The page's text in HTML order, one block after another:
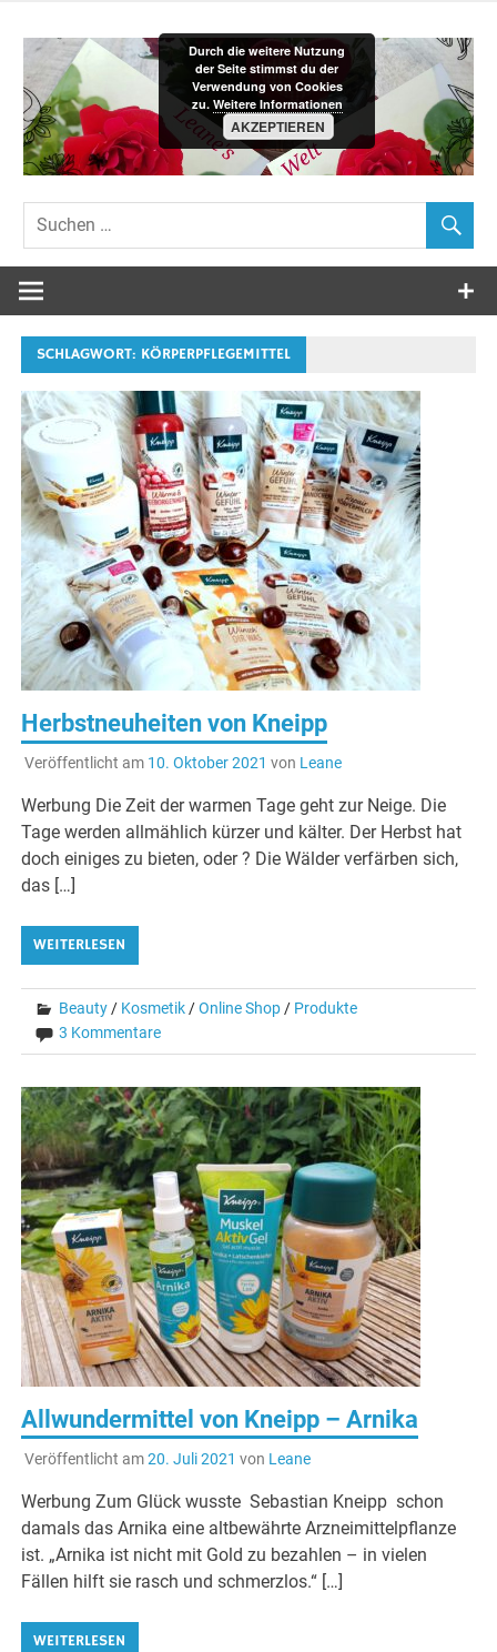
Inhalt
springen
Leane´s-
Welt
SCHLAGWORT: KÖRPERPFLEGEMITTEL
Herbstneuheiten von Kneipp
Veröffentlicht am 10. Oktober 2021 von Leane
Werbung Die Zeit der warmen Tage geht zur Neige. Die
Tage werden allmählich kürzer und kälter. Der Herbst hat
doch einiges zu bieten, oder ? Die Wälder verfärben sich,
das […]
WEITERLESEN
Beauty / Kosmetik /Online Shop / Produkte
3 Kommentare
Allwundermittel von Kneipp – Arnika
Veröffentlicht am20. Juli 2021 von Leane
Werbung Zum Glück wusste Sebastian Kneipp schon
damals das Arnika eine altbewährte Arzneimittelpflanze
ist. „Arnika ist nicht mit Gold zu bezahlen – in vielen
Fällen hilft sie rasch und schmerzlos.“ […]
WEITERLESEN
Durch die weitere Nutzung
der Seite stimmst du der
Verwendung von Cookies
zu. Weitere Informationen
AKZEPTIEREN